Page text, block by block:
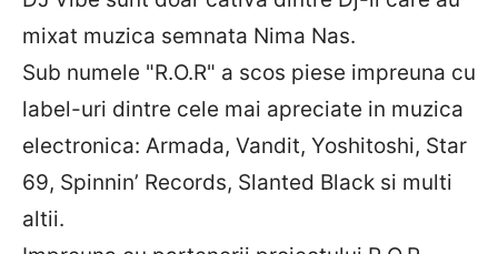
mixat muzica semnata Nima Nas.
Sub numele "R.O.R" a scos piese impreuna cu
label-uri dintre cele mai apreciate in muzica
electronica: Armada, Vandit, Yoshitoshi, Star
69, Spinnin’ Records, Slanted Black si multi
altii.